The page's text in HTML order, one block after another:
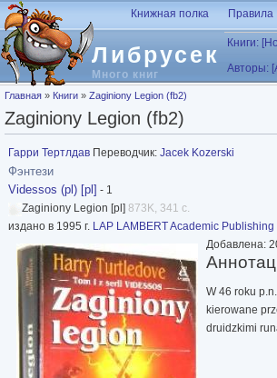
Перейти к основному содержанию
Либрусек
Много книг
Книжная полка Правила
Книги:
Авторы:
Вы здесь
Главная » Книги » Zaginiony Legion (fb2)
Zaginiony Legion (fb2)
Гарри Тертлдав Переводчик: Jacek Kozerski
Фэнтези
Videssos (pl) [pl] - 1
Zaginiony Legion [pl] 873K, 341 с.
издано в 1995 г. LAP LAMBERT Academic Publishing
Добавлена:
W 46 roku
kierowane
druidzkimi